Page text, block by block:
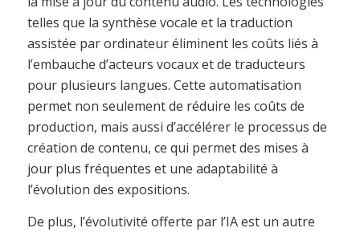
telles que la synthèse vocale et la traduction
assistée par ordinateur éliminent les coûts liés à
l’embauche d’acteurs vocaux et de traducteurs
pour plusieurs langues. Cette automatisation
permet non seulement de réduire les coûts de
production, mais aussi d’accélérer le processus de
création de contenu, ce qui permet des mises à
jour plus fréquentes et une adaptabilité à
l’évolution des expositions.
De plus, l’évolutivité offerte par l’IA est un autre